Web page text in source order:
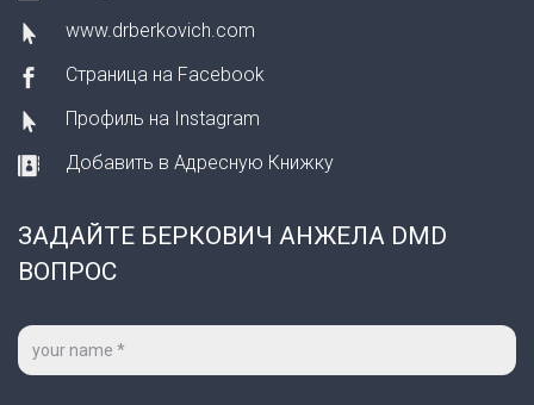
www.drberkovich.com
Страница на Facebook
Профиль на Instagram
Добавить в Адресную Книжку
ЗАДАЙТЕ БЕРКОВИЧ АНЖЕЛА DMD
ВОПРОС
Ваше
имя